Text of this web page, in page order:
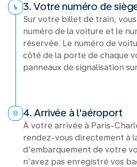
3. Votre numéro de
Sur votre billet de train,
numéro de la voiture et le
réservée. Le numéro de
côté de la porte de chaque
panneaux de signalisation
4. Arrivée à l'aéroport
À votre arrivée à Paris-
rendez-vous directement à
d'embarquement de votre
n'avez pas enregistré vos